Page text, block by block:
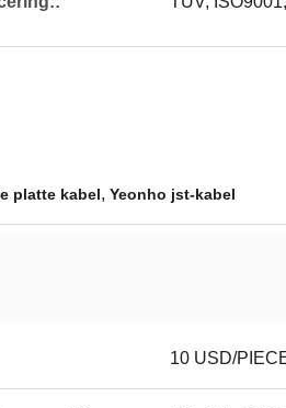
platte kabel, Yeonho jst-kabel
10 USD/